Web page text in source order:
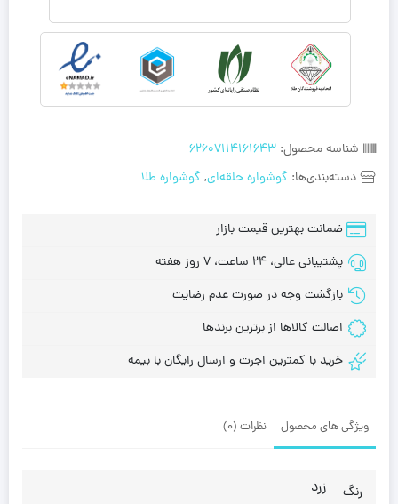
شناسه محصول: 62607114161643
دسته‌بندی‌ها: گوشواره حلقه‌ای, گوشواره طلا
ضمانت بهترین قیمت بازار
پشتیبانی عالی، 24 ساعت، 7 روز هفته
بازگشت وجه در صورت عدم رضایت
اصالت کالاها از برترین برندها
خرید با کمترین اجرت و ارسال رایگان با بیمه
ویژگی های محصول نظرات (0)
رنگ زرد